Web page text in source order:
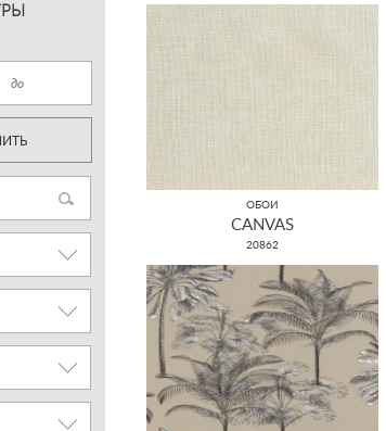
ОБОИ
CANVAS
20862